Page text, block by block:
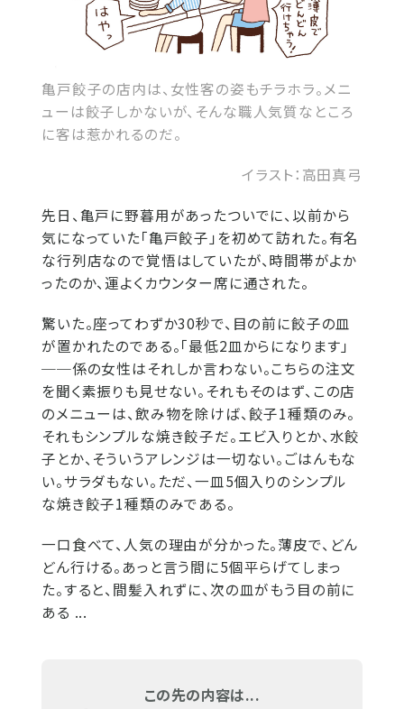
亀戸餃子の店内は、女性客の姿もチラホラ。メニ
ューは餃子しかないが、そんな職人気質なところ
に客は惹かれるのだ。
イラスト：高田真弓
先日、亀戸に野暮用があったついでに、以前から
気になっていた「亀戸餃子」を初めて訪れた。有名
な行列店なので覚悟はしていたが、時間帯がよか
ったのか、運よくカウンター席に通された。
驚いた。座ってわずか30秒で、目の前に餃子の皿
が置かれたのである。「最低2皿からになります」
──係の女性はそれしか言わない。こちらの注文
を聞く素振りも見せない。それもそのはず、この店
のメニューは、飲み物を除けば、餃子1種類のみ。
それもシンプルな焼き餃子だ。エビ入りとか、水餃
子とか、そういうアレンジは一切ない。ごはんもな
い。サラダもない。ただ、一皿5個入りのシンプル
な焼き餃子1種類のみである。
一口食べて、人気の理由が分かった。薄皮で、どん
どん行ける。あっと言う間に5個平らげてしまっ
た。すると、間髪入れずに、次の皿がもう目の前に
ある ...
この先の内容は...